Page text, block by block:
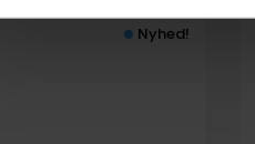
Nyhed!